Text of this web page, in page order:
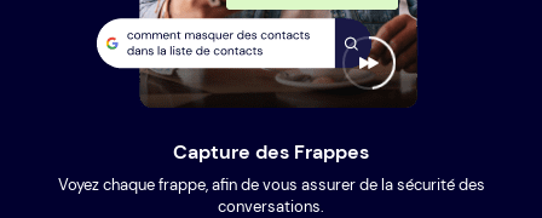
Capture des Frappes
Voyez chaque frappe, afin de vous assurer de la sécurité des
conversations.